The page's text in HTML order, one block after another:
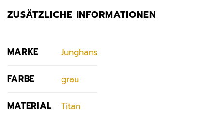
ZUSÄTZLICHE INFORMATIONEN
MARKE Junghans
FARBE grau
MATERIAL Titan